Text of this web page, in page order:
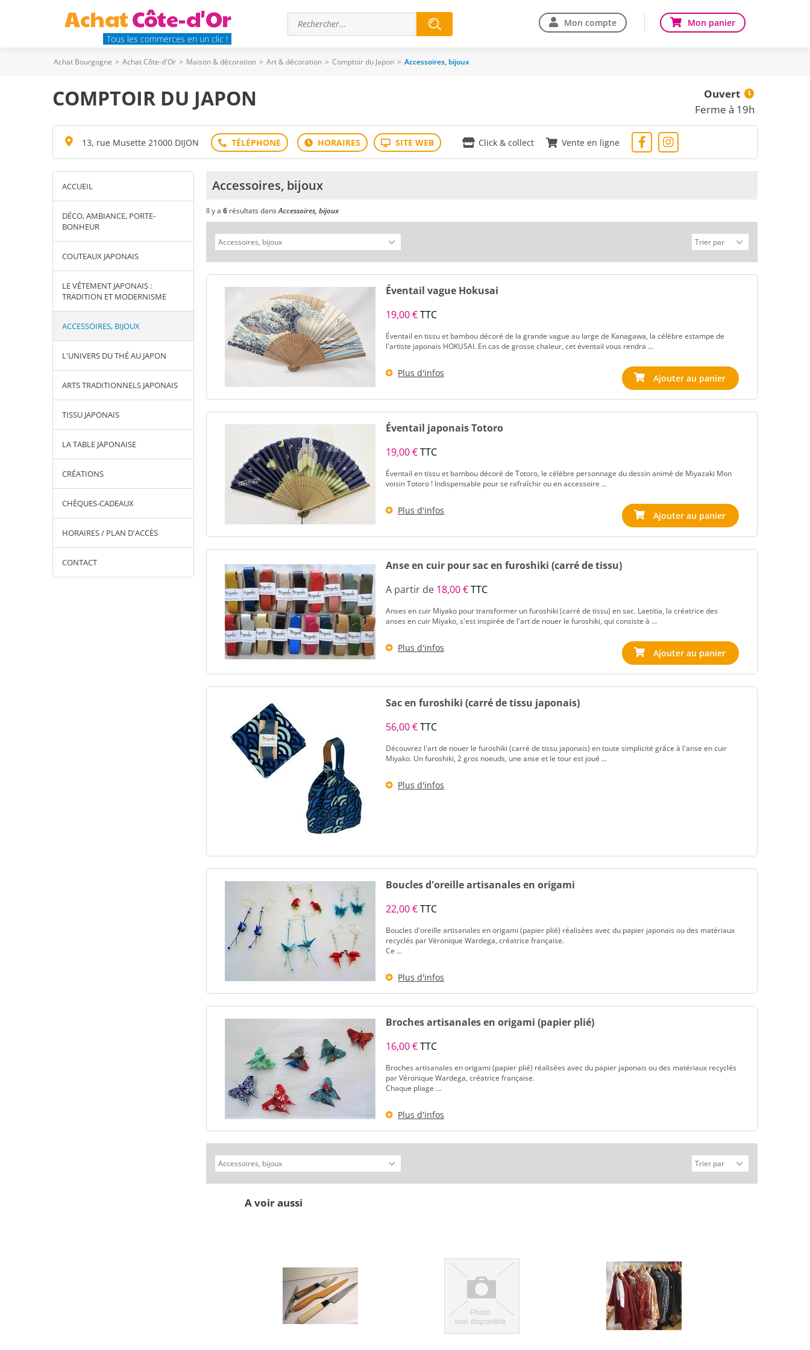
AchatCôte-d'Or
Tous les commerces en un clic !
Mon compte Mon panier
Achat Bourgogne > Achat Côte-d'Or > Maison & décoration > Art & décoration > Comptoir du Japon > Accessoires, bijoux
COMPTOIR DU JAPON
Ouvert
Ferme à 19h
13, rue Musette 21000 DIJON Click & collect Vente en ligne
ACCUEIL
DÉCO, AMBIANCE, PORTE-
BONHEUR
COUTEAUX JAPONAIS
LE VÊTEMENT JAPONAIS :
TRADITION ET MODERNISME
ACCESSOIRES, BIJOUX
L'UNIVERS DU THÉ AU JAPON
ARTS TRADITIONNELS JAPONAIS
TISSU JAPONAIS
LA TABLE JAPONAISE
CRÉATIONS
CHÈQUES-CADEAUX
HORAIRES / PLAN D'ACCÈS
CONTACT
Accessoires, bijoux
Il y a 6 résultats dansAccessoires, bijoux
Éventail vague Hokusai
19,00 €TTC
Éventail en tissu et bambou décoré de la grande vague au large de Kanagawa, la célèbre estampe de
l'artiste japonais HOKUSAI. En cas de grosse chaleur, cet éventail vous rendra ...
Plus d'infos
Éventail japonais Totoro
19,00 €TTC
Éventail en tissu et bambou décoré de Totoro, le célèbre personnage du dessin animé de Miyazaki Mon
voisin Totoro ! Indispensable pour se rafraîchir ou en accessoire ...
Plus d'infos
Anse en cuir pour sac en furoshiki (carré de tissu)
A partir de 18,00 €TTC
Anses en cuir Miyako pour transformer un furoshiki (carré de tissu) en sac. Laetitia, la créatrice des
anses en cuir Miyako, s'est inspirée de l'art de nouer le furoshiki, qui consiste à ...
Plus d'infos Ajouter au panier
Sac en furoshiki (carré de tissu japonais)
56,00 €TTC
Découvrez l'art de nouer le furoshiki (carré de tissu japonais) en toute simplicité grâce à l'anse en cuir
Miyako. Un furoshiki, 2 gros noeuds, une anse et le tour est joué ...
Plus d'infos
Boucles d'oreille artisanales en origami
22,00 €TTC
Boucles d'oreille artisanales en origami (papier plié) réalisées avec du papier japonais ou des matériaux
recyclés par Véronique Wardega, créatrice française.
Ce ...
Plus d'infos
Broches artisanales en origami (papier plié)
16,00 €TTC
Broches artisanales en origami (papier plié) réalisées avec du papier japonais ou des matériaux recyclés
par Véronique Wardega, créatrice française.
Chaque pliage ...
Plus d'infos
A voir aussi